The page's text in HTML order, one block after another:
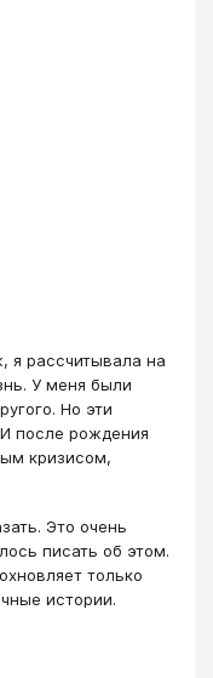
я рассчитывала на
У меня были
Но эти
после рождения
кризисом,
Это очень
писать об этом.
только
истории.